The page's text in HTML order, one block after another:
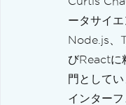
ータサイエ
Node.js、
びReactに
門として
インター